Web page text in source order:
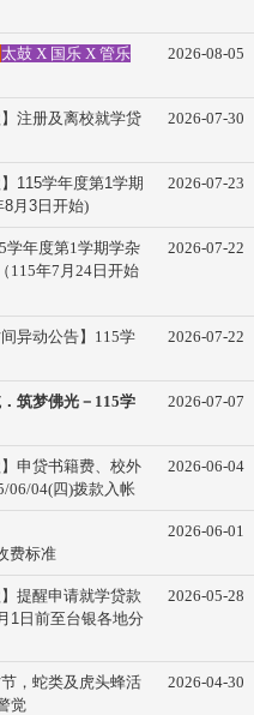
太鼓 X 国乐 X 管乐
2026-08-05
注册及离校就学贷
2026-07-30
115学年度第1学期
8 月 3 日开始)
2026-07-23
学年度第1学期学杂
115年7月24日开始
2026-07-22
间异动公告】115学
2026-07-22
．筑梦佛光－115学
2026-07-07
】申贷书籍费、校外
06/04(四)拨款入帐
2026-06-04
费标准
2026-06-01
】提醒申请就学贷款
1 日前至台银各地分
2026-05-28
，蛇类及虎头蜂活
觉
2026-04-30